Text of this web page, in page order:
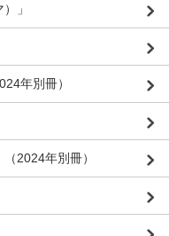
」
年別冊）
2024年別冊）